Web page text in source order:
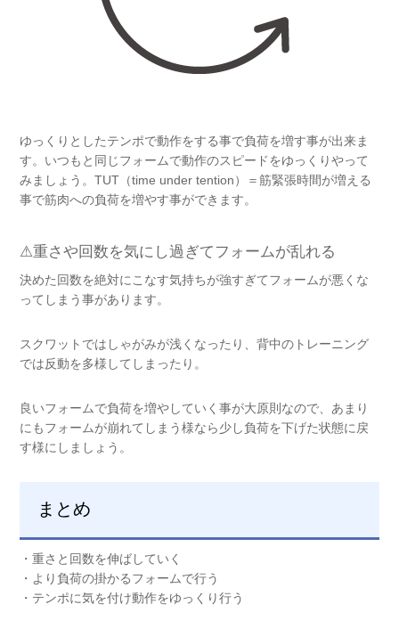
ゆっくりとしたテンポで動作をする事で負荷を増す事が出来ま
す。いつもと同じフォームで動作のスピードをゆっくりやって
みましょう。 TUT （time under tention）＝筋緊張時間が増える
事で筋肉への負荷を増やす事ができます。
⚠︎重さや回数を気にし過ぎてフォームが乱れる
決めた回数を絶対にこなす気持ちが強すぎてフォームが悪くな
ってしまう事があります。
スクワットではしゃがみが浅くなったり、背中のトレーニング
では反動を多様してしまったり。
良いフォームで負荷を増やしていく事が大原則なので、あまり
にもフォームが崩れてしまう様なら少し負荷を下げた状態に戻
す様にしましょう。
まとめ
・重さと回数を伸ばしていく
・より負荷の掛かるフォームで行う
・テンポに気を付け動作をゆっくり行う